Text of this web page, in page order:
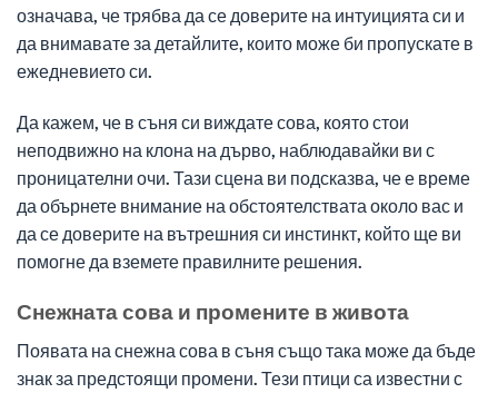
означава, че трябва да се доверите на интуицията си и
да внимавате за детайлите, които може би пропускате в
ежедневието си.
Да кажем, че в съня си виждате сова, която стои
неподвижно на клона на дърво, наблюдавайки ви с
проницателни очи. Тази сцена ви подсказва, че е време
да обърнете внимание на обстоятелствата около вас и
да се доверите на вътрешния си инстинкт, който ще ви
помогне да вземете правилните решения.
Снежната сова и промените в живота
Появата на снежна сова в съня също така може да бъде
знак за предстоящи промени. Тези птици са известни с